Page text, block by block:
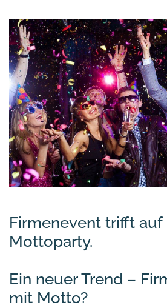
Firmenevent trifft auf
Mottoparty.
Ein neuer Trend –
mit Motto?